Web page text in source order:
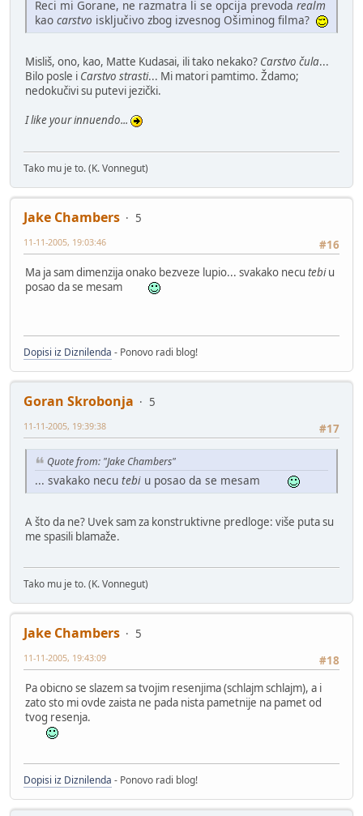
Reci mi Gorane, ne razmatra li se opcija prevoda realm
kao carstvo isključivo zbog izvesnog Ošiminog filma?
Misliš, ono, kao, Matte Kudasai, ili tako nekako? Carstvo čula...
Bilo posle i Carstvo strasti... Mi matori pamtimo. Ždamo;
nedokučivi su putevi jezički.
I like your innuendo...
Tako mu je to. (K. Vonnegut)
Jake Chambers
5
#16
11-11-2005, 19:03:46
Ma ja sam dimenzija onako bezveze lupio... svakako necu tebiu
posao da se mesam
Dopisi iz Diznilenda - Ponovo radi blog!
Goran Skrobonja
5
#17
11-11-2005, 19:39:38
Quote from: "Jake Chambers"
... svakako necu tebi u posao da se mesam
A što da ne? Uvek sam za konstruktivne predloge: više puta su
me spasili blamaže.
Tako mu je to. (K. Vonnegut)
Jake Chambers
5
#18
11-11-2005, 19:43:09
Pa obicno se slazem sa tvojim resenjima (schlajm schlajm), a i
zato sto mi ovde zaista ne pada nista pametnije na pamet od
tvog resenja.
Dopisi iz Diznilenda - Ponovo radi blog!